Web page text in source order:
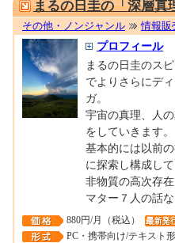
まるの日圭の「深層真
その他・ノンジャンル 情報販
プロフィール
まるの日圭のス
でよりさらにデ
ガ。
宇宙の真理、人
をしていきます。
基本的には以前
に探索し構成して
非物質の高次存
マター７人の話
880円/月（税込）
PC・携帯向け/テキスト